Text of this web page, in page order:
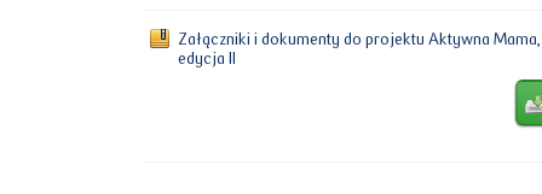
Załączniki i dokumenty do projektu Aktywna
edycja II